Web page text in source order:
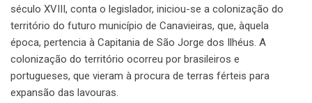
século XVIII, conta o legislador, iniciou-se a colonização do
território do futuro município de Canavieiras, que, àquela
época, pertencia à Capitania de São Jorge dos Ilhéus. A
colonização do território ocorreu por brasileiros e
portugueses, que vieram à procura de terras férteis para
expansão das lavouras.